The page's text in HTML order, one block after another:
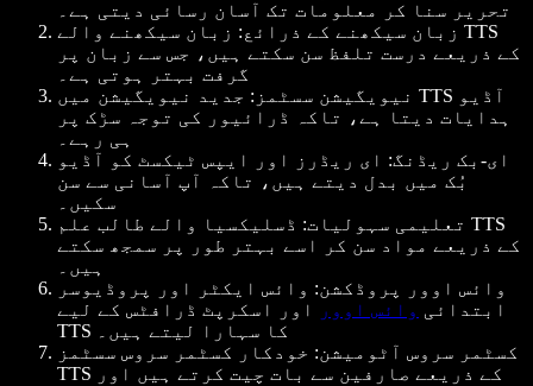
تحریر سنا کر معلومات تک آسان رسائی دیتی ہے۔
زبان سیکھنے کے ذرائع: زبان سیکھنے والے TTS
کے ذریعے درست تلفظ سن سکتے ہیں، جس سے زبان پر
گرفت بہتر ہوتی ہے۔
نیویگیشن سسٹمز : جدید نیویگیشن میں TTS آڈیو
ہدایات دیتا ہے، تاکہ ڈرائیور کی توجہ سڑک پر
ہی رہے۔
ای-بک ریڈنگ: ای ریڈرز اور ایپس ٹیکسٹ کو آڈیو
بُک میں بدل دیتے ہیں، تاکہ آپ آسانی سے سن
سکیں۔
تعلیمی سہولیات: ڈسلیکسیا والے طالب علم TTS
کے ذریعے مواد سن کر اسے بہتر طور پر سمجھ سکتے
ہیں۔
وائس اوور پروڈکشن: وائس ایکٹر اور پروڈیوسر
ابتدائی وائس اوور
اور اسکرپٹ ڈرافٹس کے لیے
TTS کا سہارا لیتے ہیں۔
کسٹمر سروس آٹومیشن: خودکار کسٹمر سروس سسٹمز
TTS کے ذریعے صارفین سے بات چیت کرتے ہیں اور